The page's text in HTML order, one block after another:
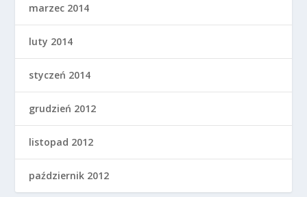
marzec 2014
luty 2014
styczeń 2014
grudzień 2012
listopad 2012
październik 2012